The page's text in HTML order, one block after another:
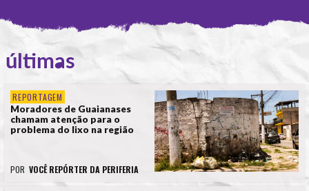
últimas
REPORTAGEM
Moradores de Guaianases
chamam atenção para o
problema do lixo na região
POR VOCÊ REPÓRTER DA PERIFERIA